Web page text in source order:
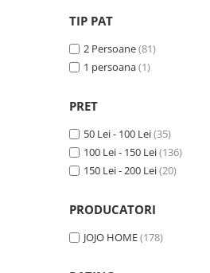
TIP PAT
2 Persoane(81)
1 persoana(1)
PRET
50 Lei - 100 Lei(35)
100 Lei - 150 Lei(136)
150 Lei - 200 Lei(20)
PRODUCATORI
JOJO HOME(178)